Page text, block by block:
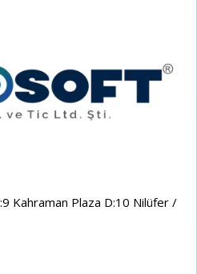
Kahraman Plaza D:10 Nilüfer /